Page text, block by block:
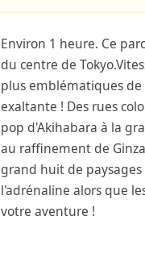
Environ 1 heure. Ce
du centre de
plus emblématiques
exaltante ! Des rues
pop d'Akihabara à la
au raffinement de
grand huit de paysages
l'adrénaline alors que
votre aventure !